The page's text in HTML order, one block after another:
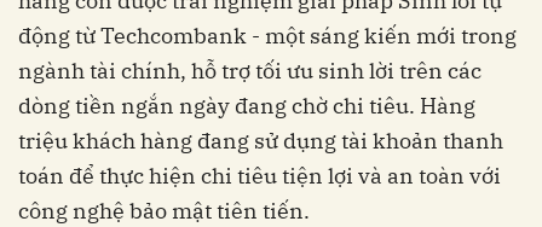
động từ Techcombank - một sáng kiến mới trong
ngành tài chính, hỗ trợ tối ưu sinh lời trên các
dòng tiền ngắn ngày đang chờ chi tiêu. Hàng
triệu khách hàng đang sử dụng tài khoản thanh
toán để thực hiện chi tiêu tiện lợi và an toàn với
công nghệ bảo mật tiên tiến.